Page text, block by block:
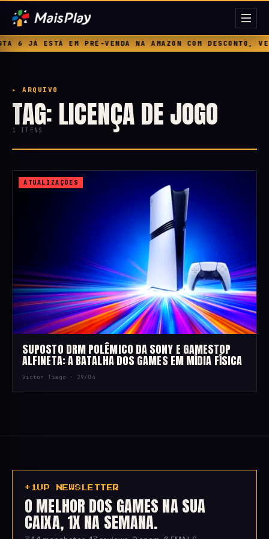
6 JÁ ESTÁ EM PRÉ-VENDA NA AMAZON COM
▸ ARQUIVO
TAG: LICENÇA DE JOGO
1 ITENS
ATUALIZAÇÕES
SUPOSTO DRM POLÊMICO DA SONY E GAMESTOP
ALFINETA: A BATALHA DOS GAMES EM MÍDIA FÍSICA
Victor Tiago · 29/04
+1UP NEWSLETTER
O MELHOR DOS GAMES NA SUA
CAIXA, 1X NA SEMANA.